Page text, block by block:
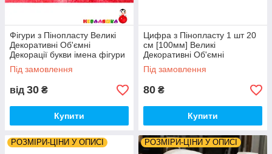
Фігури з Пінопласту Великі
Декоративні Об'ємні
Декорації букви імена фігури
з пінопласту (ціни в описі)
Під замовлення
від 30 ₴
Купити
Цифра з Пінопласту 1 шт 20
см [100мм] Великі
Декоративні Об'ємні
Декорації літери на весілля
слова з пінопласту
Під замовлення
80 ₴
Купити
РОЗМІРИ-ЦІНИ У ОПИСІ РОЗМІРИ-ЦІНИ У ОПИСІ